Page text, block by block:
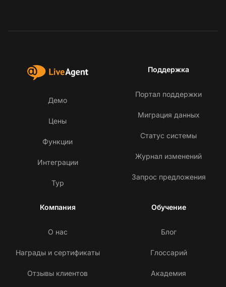
Демо
Цены
Функции
Интеграции
Тур
Поддержка
Портал поддержки
Миграция данных
Статус системы
Журнал изменений
Запрос предложения
Компания
О нас
Награды и сертификаты
Отзывы клиентов
Обучение
Блог
Глоссарий
Академия